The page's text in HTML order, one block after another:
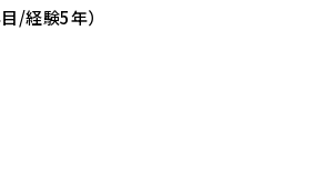
/経験5年）